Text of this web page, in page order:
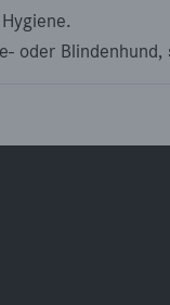
oder